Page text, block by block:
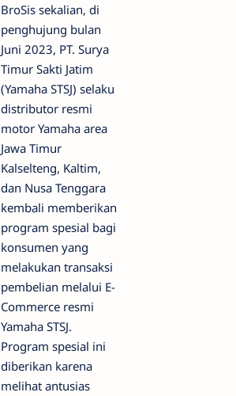
BroSis sekalian, di
penghujung bulan
Juni 2023, PT. Surya
Timur Sakti Jatim
(Yamaha STSJ) selaku
distributor resmi
motor Yamaha area
Jawa Timur
Kalselteng, Kaltim,
dan Nusa Tenggara
kembali memberikan
program spesial bagi
konsumen yang
melakukan transaksi
pembelian melalui E-
Commerce resmi
Yamaha STSJ.
Program spesial ini
diberikan karena
melihat antusias